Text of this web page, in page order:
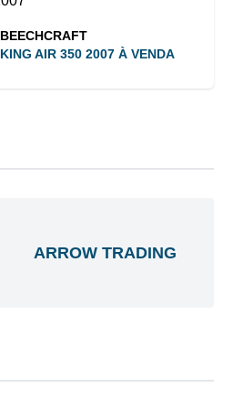
BEECHCRAFT
KING AIR 350 2007 À VENDA
ARROW TRADING